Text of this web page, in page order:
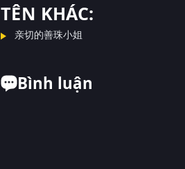
TÊN KHÁC:
亲切的善珠小姐
Bình luận